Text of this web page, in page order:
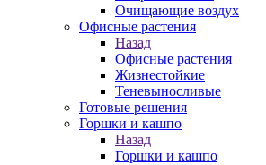
Очищающие воздух
Офисные растения
Назад
Офисные растения
Жизнестойкие
Теневыносливые
Готовые решения
Горшки и кашпо
Назад
Горшки и кашпо